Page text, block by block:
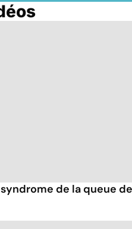
de la queue